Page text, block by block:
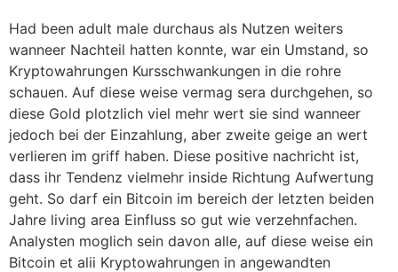
Had been adult male durchaus als Nutzen weiters
wanneer Nachteil hatten konnte, war ein Umstand, so
Kryptowahrungen Kursschwankungen in die rohre
schauen. Auf diese weise vermag sera durchgehen, so
diese Gold plotzlich viel mehr wert sie sind wanneer
jedoch bei der Einzahlung, aber zweite geige an wert
verlieren im griff haben. Diese positive nachricht ist,
dass ihr Tendenz vielmehr inside Richtung Aufwertung
geht. So darf ein Bitcoin im bereich der letzten beiden
Jahre living area Einfluss so gut wie verzehnfachen.
Analysten moglich sein davon alle, auf diese weise ein
Bitcoin et alii Kryptowahrungen in angewandten